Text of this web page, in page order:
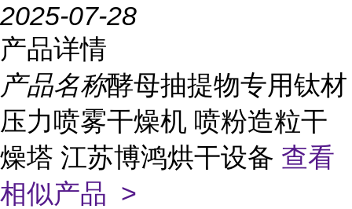
2025-07-28
产品详情
产品名称酵母抽提物专用钛材
压力喷雾干燥机 喷粉造粒干
燥塔 江苏博鸿烘干设备 查看
相似产品 >